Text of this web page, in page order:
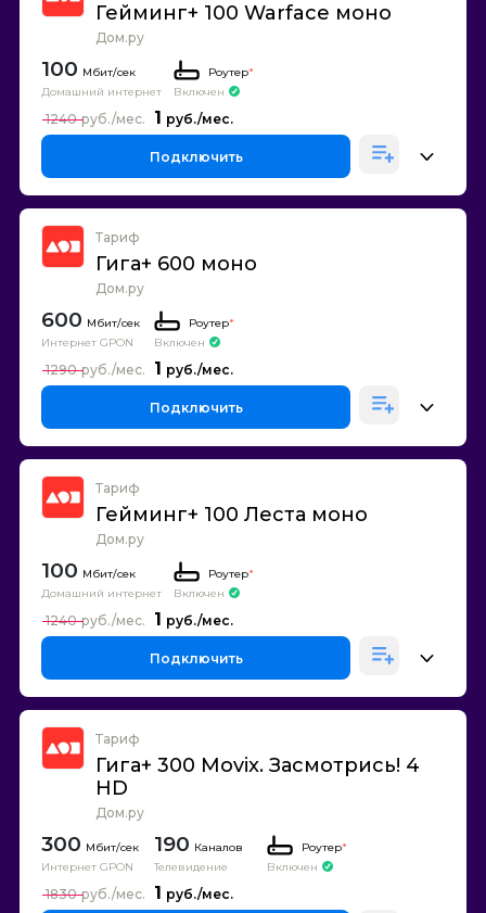
Гейминг+ 100 Warface моно
Дом.ру
100
Домашний интернет
Роутер*
Включен
1
1240
Подключить
Тариф
Гига+ 600 моно
Дом.ру
600
Интернет GPON
Роутер*
Включен
1
1290
Подключить
Тариф
Гейминг+ 100 Леста моно
Дом.ру
100
Домашний интернет
Роутер*
Включен
1
1240
Подключить
Тариф
Гига+ 300 Movix. Засмотрись! 4
HD
Дом.ру
300
Интернет GPON
190 Каналов
Телевидение
Роутер*
Включен
1
1830